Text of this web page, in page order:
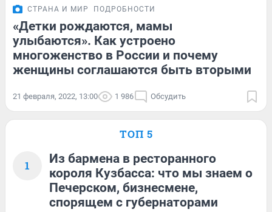
СТРАНА И МИР ПОДРОБНОСТИ
«Детки рождаются, мамы
улыбаются». Как устроено
многоженство в России и почему
женщины соглашаются быть вторыми
21 февраля, 2022, 13:00 1 986 Обсудить
ТОП 5
1
Из бармена в ресторанного
короля Кузбасса: что мы знаем о
Печерском, бизнесмене,
спорящем с губернаторами